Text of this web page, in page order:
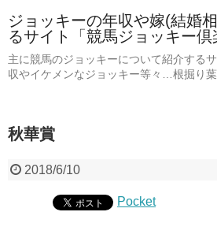
ジョッキーの年収や嫁(結婚
るサイト「競馬ジョッキー倶
主に競馬のジョッキーについて紹介する
収やイケメンなジョッキー等々…根掘り葉
秋華賞
2018/6/10
Pocket